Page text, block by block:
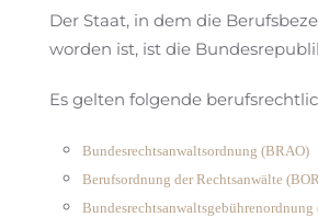
Der Staat, in dem die
worden ist, ist die
Es gelten folgende
Bundesrechtsanwaltsordnung (BRAO)
Berufsordnung der Rechtsanwälte
Bundesrechtsanwaltsgebührenordnung